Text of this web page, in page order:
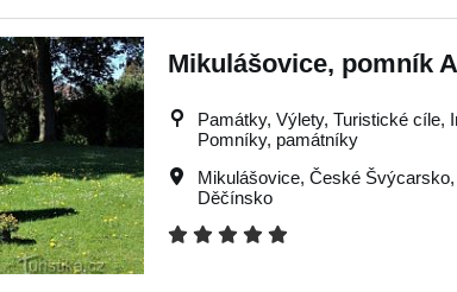
Mikulášovice, pomník
Památky, Výlety, Turistické cíle,
Pomníky, památníky
Mikulášovice,České Švýcarsko,
Děčínsko